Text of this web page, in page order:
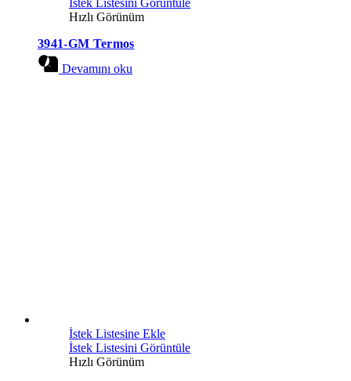
İstek Listesini Görüntüle
Hızlı Görünüm
3941-GM Termos
Devamını oku
İstek Listesine Ekle
İstek Listesini Görüntüle
Hızlı Görünüm